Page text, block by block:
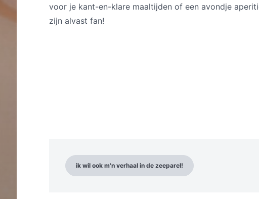
voor je kant-en-klare maaltijden of een avondje
zijn alvast fan!
ik wil ook m'n verhaal in de zeeparel!